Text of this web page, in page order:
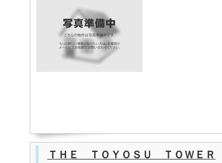
ＴＨＥ ＴＯＹＯＳＵ ＴＯＷＥＲ